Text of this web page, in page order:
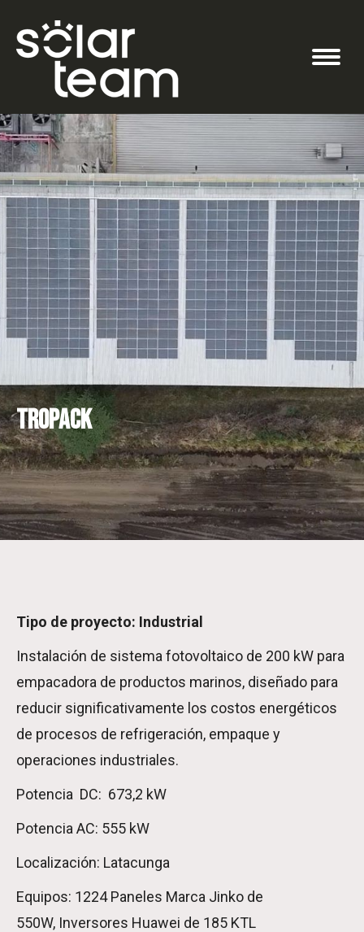
Tropack
Tipo de proyecto: Industrial
Instalación de sistema fotovoltaico de 200 kW para
empacadora de productos marinos, diseñado para
reducir significativamente los costos energéticos
de procesos de refrigeración, empaque y
operaciones industriales.
Potencia DC: 673,2 kW
Potencia AC: 555 kW
Localización: Latacunga
Equipos: 1224 Paneles Marca Jinko de
550W, Inversores Huawei de 185 KTL